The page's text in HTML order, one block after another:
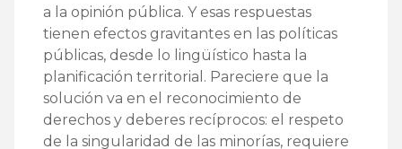
a la opinión pública. Y esas respuestas
tienen efectos gravitantes en las políticas
públicas, desde lo lingüístico hasta la
planificación territorial. Pareciere que la
solución va en el reconocimiento de
derechos y deberes recíprocos: el respeto
de la singularidad de las minorías, requiere